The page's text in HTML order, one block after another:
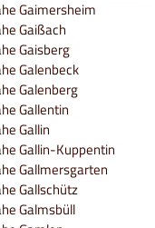
Gaimersheim
Gaißach
Gaisberg
Galenbeck
Galenberg
Gallentin
Gallin
Gallin-Kuppentin
Gallmersgarten
Gallschütz
Galmsbüll